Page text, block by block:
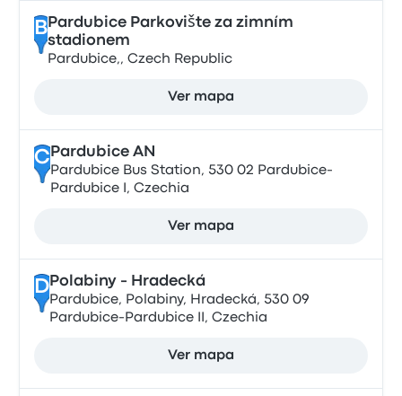
B Pardubice Parkovište za zimním
stadionem
Pardubice,, Czech Republic
Ver mapa
CPardubice AN
Pardubice Bus Station, 530 02 Pardubice-
Pardubice I, Czechia
Ver mapa
DPolabiny - Hradecká
Pardubice, Polabiny, Hradecká, 530 09
Pardubice-Pardubice II, Czechia
Ver mapa